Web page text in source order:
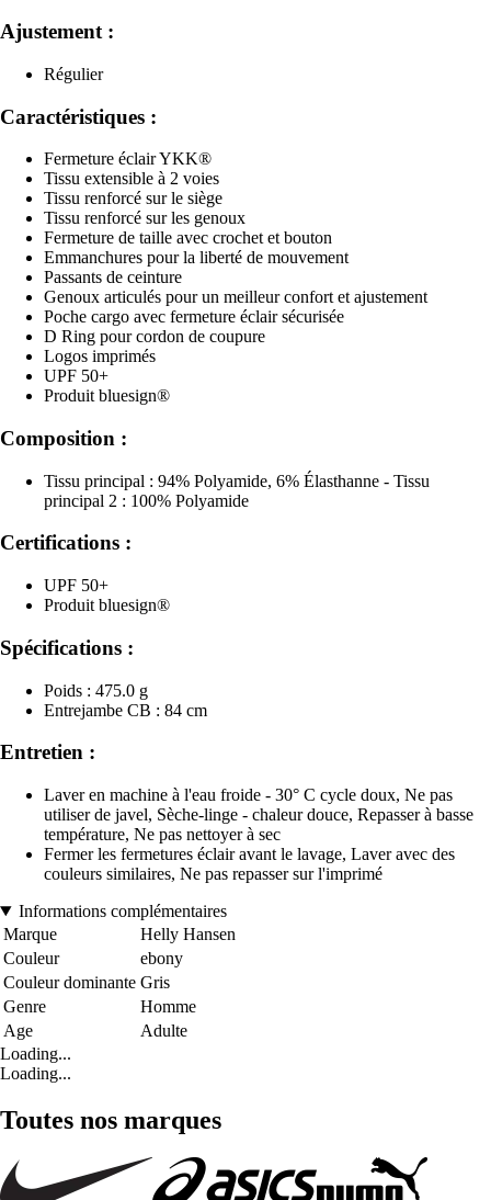
Ajustement :
Régulier
Caractéristiques :
Fermeture éclair YKK®
Tissu extensible à 2 voies
Tissu renforcé sur le siège
Tissu renforcé sur les genoux
Fermeture de taille avec crochet et bouton
Emmanchures pour la liberté de mouvement
Passants de ceinture
Genoux articulés pour un meilleur confort et ajustement
Poche cargo avec fermeture éclair sécurisée
D Ring pour cordon de coupure
Logos imprimés
UPF 50+
Produit bluesign®
Composition :
Tissu principal : 94% Polyamide, 6% Élasthanne - Tissu
principal 2 : 100% Polyamide
Certifications :
UPF 50+
Produit bluesign®
Spécifications :
Poids : 475.0 g
Entrejambe CB : 84 cm
Entretien :
Laver en machine à l'eau froide - 30° C cycle doux, Ne pas
utiliser de javel, Sèche-linge - chaleur douce, Repasser à basse
température, Ne pas nettoyer à sec
Fermer les fermetures éclair avant le lavage, Laver avec des
couleurs similaires, Ne pas repasser sur l'imprimé
Informations complémentaires
Marque
Helly Hansen
Couleur
ebony
Couleur dominante Gris
Genre
Homme
Age
Adulte
Loading...
Loading...
Toutes nos marques